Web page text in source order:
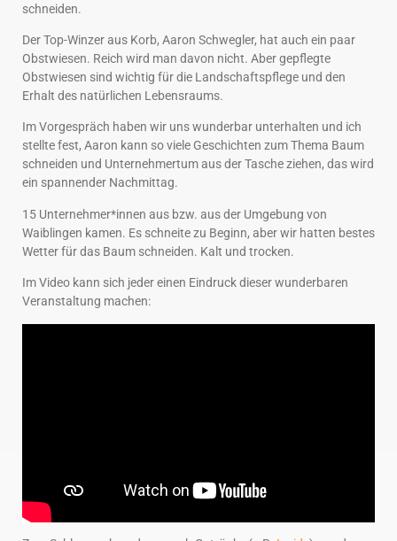
schneiden.
Der Top-Winzer aus Korb, Aaron Schwegler, hat auch ein paar
Obstwiesen. Reich wird man davon nicht. Aber gepflegte
Obstwiesen sind wichtig für die Landschaftspflege und den
Erhalt des natürlichen Lebensraums.
Im Vorgespräch haben wir uns wunderbar unterhalten und ich
stellte fest, Aaron kann so viele Geschichten zum Thema Baum
schneiden und Unternehmertum aus der Tasche ziehen, das wird
ein spannender Nachmittag.
15 Unternehmer*innen aus bzw. aus der Umgebung von
Waiblingen kamen. Es schneite zu Beginn, aber wir hatten bestes
Wetter für das Baum schneiden. Kalt und trocken.
Im Video kann sich jeder einen Eindruck dieser wunderbaren
Veranstaltung machen: